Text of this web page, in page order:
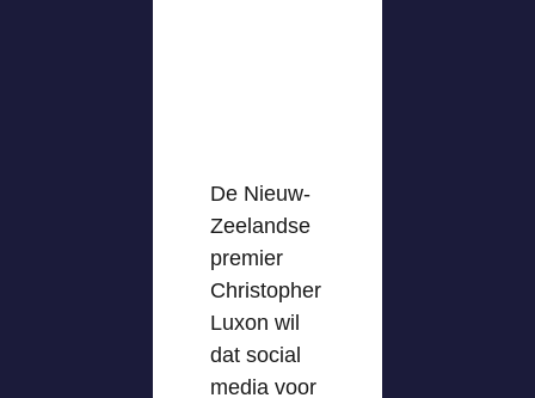
De Nieuw-
Zeelandse
premier
Christopher
Luxon wil
dat social
media voor